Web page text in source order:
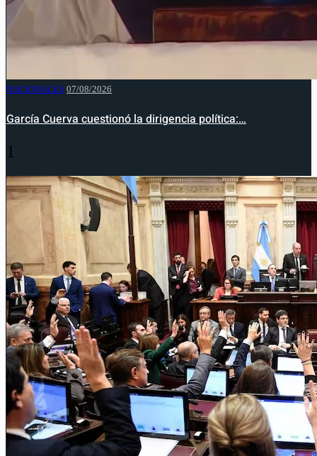
NACIONALES 07/08/2026
García Cuerva cuestionó la dirigencia política:…
1